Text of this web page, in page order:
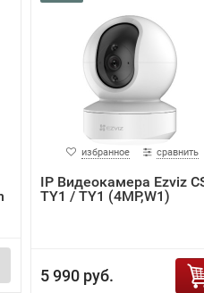
избранное сравнить
IP Видеокамера Ezviz
TY1 / TY1 (4MP,W1)
5 990 руб.